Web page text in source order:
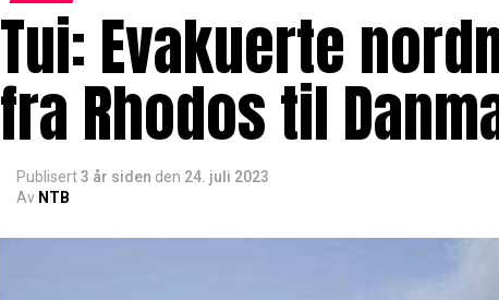
Tui: Evakuerte
fra Rhodos til
Publisert3 år siden den 24. juli 2023
Av NTB